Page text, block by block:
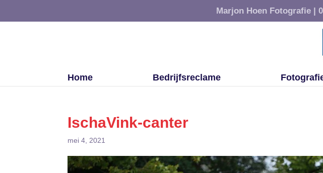
Marjon Hoen Fotografie |
Home Bedrijfsreclame
IschaVink-canter
mei 4, 2021